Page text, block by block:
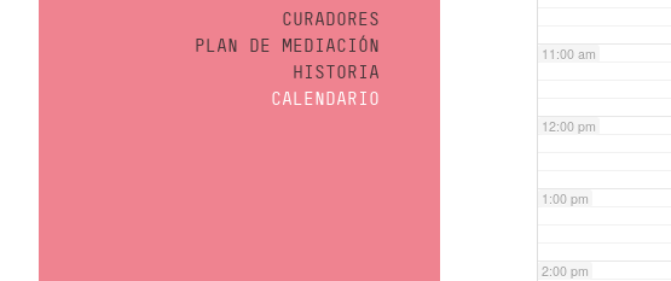
CURADORES
PLAN DE MEDIACIÓN
HISTORIA
CALENDARIO
11:00 am
12:00 pm
1:00 pm
2:00 pm